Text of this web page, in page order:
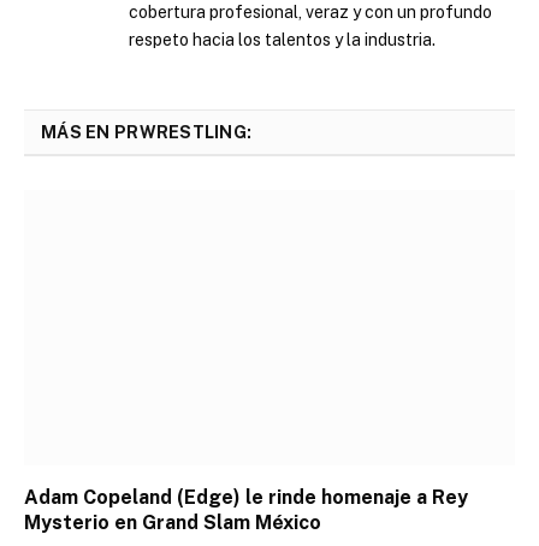
cobertura profesional, veraz y con un profundo
respeto hacia los talentos y la industria.
MÁS EN PRWRESTLING:
Adam Copeland (Edge) le rinde homenaje a Rey
Mysterio en Grand Slam México